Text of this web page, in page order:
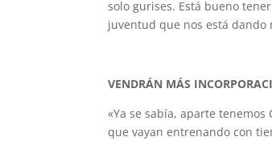
solo gurises. Está bueno
juventud que nos está dando
VENDRÁN MÁS
«Ya se sabía, aparte
que vayan entrenando con